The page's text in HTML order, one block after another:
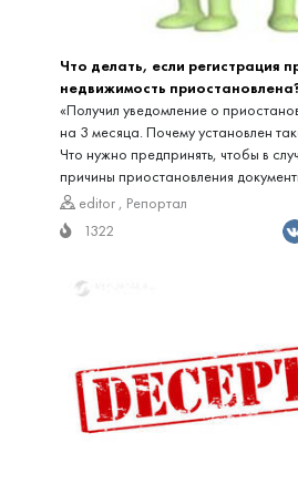
Что делать, если регистрация
недвижимость
«Получил уведомление о
на 3 месяца. Почему установлен
Что нужно предпринять, чтобы в
причины приостановления
editor , Репортал
1322